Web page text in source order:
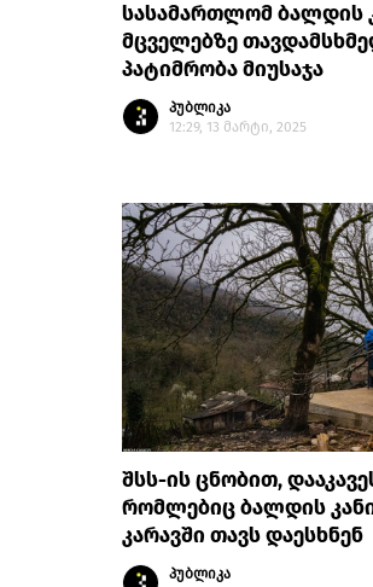
სასამართლომ ბალდის
მცველებზე
პატიმრობა მიუსაჯა
პუბლიკა
12:29, 13 მარტი, 2025
შსს-ის ცნობით,
რომლებიც ბალდის
კარავში თავს დაესხნენ
პუბლიკა